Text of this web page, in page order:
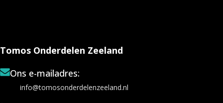
Tomos Onderdelen Zeeland
Ons e-mailadres:
info@tomosonderdelenzeeland.nl